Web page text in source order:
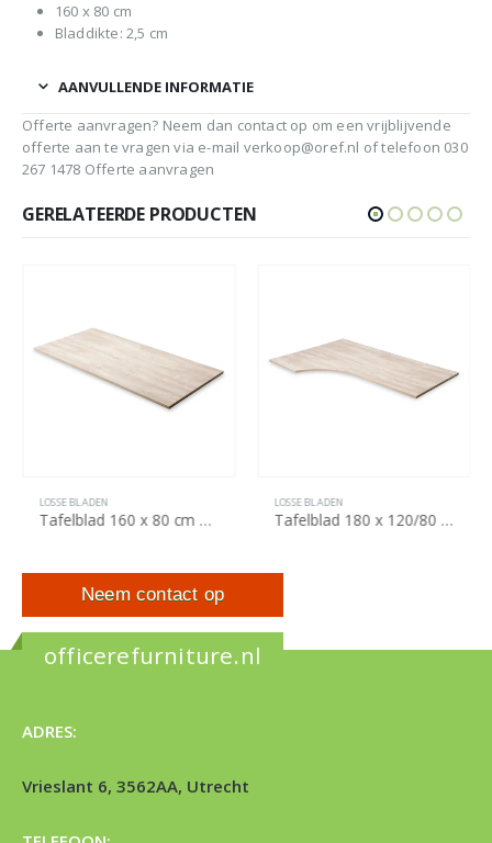
160 x 80 cm
Bladdikte: 2,5 cm
AANVULLENDE INFORMATIE
Offerte aanvragen? Neem dan contact op om een vrijblijvende
offerte aan te vragen via e-mail verkoop@oref.nl of telefoon 030
267 1478 Offerte aanvragen
GERELATEERDE PRODUCTEN
LOSSE BLADEN
Tafelblad 160 x 80 cm – rechthoekig – oak light – nieuw blad
LOSSE BLADEN
Tafelblad 180 x 120/80 cm – wing – oak light – nieuw blad
Neem contact op
officerefurniture.nl
ADRES:
Vrieslant 6, 3562AA, Utrecht